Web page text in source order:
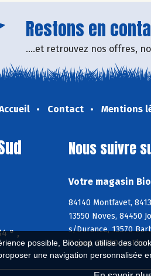
possible, Biocoop utilise des
une navigation personnalisée
Restons en
....et retrouvez nos offres,
Contact Mentions
° ,
Nous suivre
Votre magasin
84140 Montfavet,
13550 Noves, 84450
s/Durance, 13570
Pujaut, 84250 Le